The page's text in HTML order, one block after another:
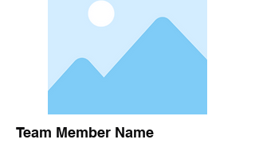
Team Member Name